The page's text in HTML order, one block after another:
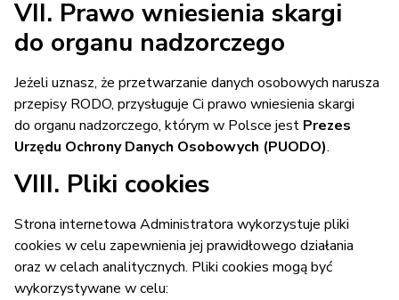
VII. Prawo wniesienia skargi
do organu nadzorczego
Jeżeli uznasz, że przetwarzanie danych osobowych narusza
przepisy RODO, przysługuje Ci prawo wniesienia skargi
do organu nadzorczego, którym w Polsce jest Prezes
Urzędu Ochrony Danych Osobowych (PUODO).
VIII. Pliki cookies
Strona internetowa Administratora wykorzystuje pliki
cookies w celu zapewnienia jej prawidłowego działania
oraz w celach analitycznych. Pliki cookies mogą być
wykorzystywane w celu: